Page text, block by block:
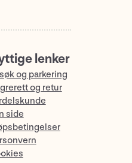
lenker
og parkering
og retur
side